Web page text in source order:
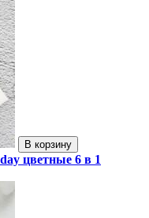
В корзину
цветные 6 в 1